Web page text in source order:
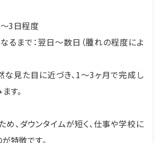
〜3日程度
るまで：翌日〜数日（腫れの程度によ
見た目に近づき、1〜3ヶ月で完成し
す。
、ダウンタイムが短く、仕事や学校に
特徴です。